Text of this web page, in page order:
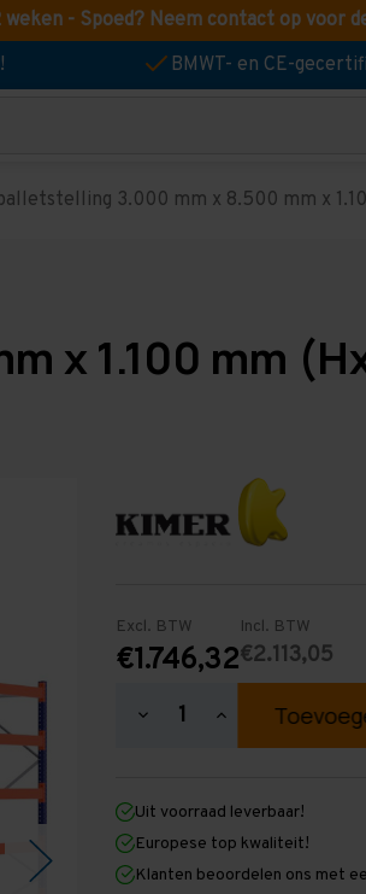
- Spoed? Neem contact op voor
BMWT- en CE-
3.000 mm x 8.500 mm x
x 1.100 mm
Excl. BTW
€1.746,32
Incl. BTW
€2.113,05
Hoeveelheid
3.000
mm
x
8.500
mm
Hoeveelheid
verhogen
3.000
mm
x
8.500
mm
Uit voorraad leverbaar!
Europese top kwaliteit!
Klanten beoordelen ons met